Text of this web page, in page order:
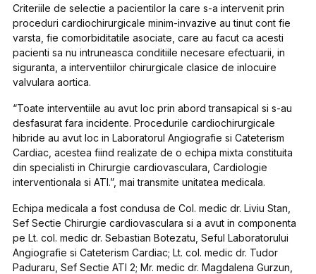
Criteriile de selectie a pacientilor la care s-a intervenit prin
proceduri cardiochirurgicale minim-invazive au tinut cont fie
varsta, fie comorbiditatile asociate, care au facut ca acesti
pacienti sa nu intruneasca conditiile necesare efectuarii, in
siguranta, a interventiilor chirurgicale clasice de inlocuire
valvulara aortica.
“Toate interventiile au avut loc prin abord transapical si s-au
desfasurat fara incidente. Procedurile cardiochirurgicale
hibride au avut loc in Laboratorul Angiografie si Cateterism
Cardiac, acestea fiind realizate de o echipa mixta constituita
din specialisti in Chirurgie cardiovasculara, Cardiologie
interventionala si ATI.”, mai transmite unitatea medicala.
Echipa medicala a fost condusa de Col. medic dr. Liviu Stan,
Sef Sectie Chirurgie cardiovasculara si a avut in componenta
pe Lt. col. medic dr. Sebastian Botezatu, Seful Laboratorului
Angiografie si Cateterism Cardiac; Lt. col. medic dr. Tudor
Paduraru, Sef Sectie ATI 2; Mr. medic dr. Magdalena Gurzun,